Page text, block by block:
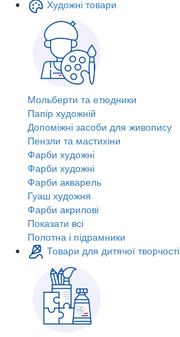
Художні товари
Мольберти та етюдники
Папір художній
Допоміжні засоби для живопису
Пензли та мастихіни
Фарби художні
Фарби художні
Фарби акварель
Гуаш художня
Фарби акрилові
Показати всі
Полотна і підрамники
Товари для дитячої творчості